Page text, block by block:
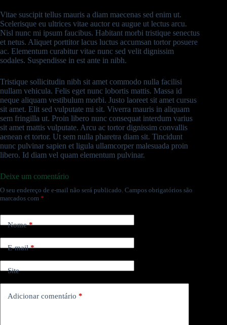
Vitae suscipit tellus mauris a diam maecenas sed enim ut.
Scelerisque eu ultrices vitae auctor eu augue ut lectus arcu.
Nisl nunc mi ipsum faucibus. Habitant morbi tristique senectus
et netus. Aliquet porttitor lacus luctus accumsan tortor posuere
ac. Elementum curabitur vitae nunc sed velit dignissim
sodales. Suspendisse in est ante in nibh.
Tristique sollicitudin nibh sit amet commodo nulla facilisi
nullam vehicula. Felis eget nunc lobortis mattis. Massa id
neque aliquam vestibulum morbi. Justo laoreet sit amet cursus
sit amet. Elit sed vulputate mi sit. Viverra mauris in aliquam
sem fringilla ut. Proin libero nunc consequat interdum varius
sit amet mattis vulputate. Arcu ac tortor dignissim convallis
aenean et tortor. Ut sem nulla pharetra diam sit. Tincidunt
nunc pulvinar sapien et ligula ullamcorper malesuada proin
libero. Id diam vel quam elementum pulvinar.
Deixe um comentário
O seu endereço de e-mail não será publicado. Campos obrigatórios são
marcados com *
Nome*
E-mail*
Site
Adicionar comentário *